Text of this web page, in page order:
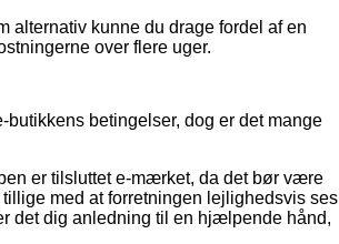
alternativ kunne du drage fordel af en
over flere uger.
betingelser, dog er det mange
er tilsluttet e-mærket, da det bør være
med at forretningen lejlighedsvis ses
det dig anledning til en hjælpende hånd,